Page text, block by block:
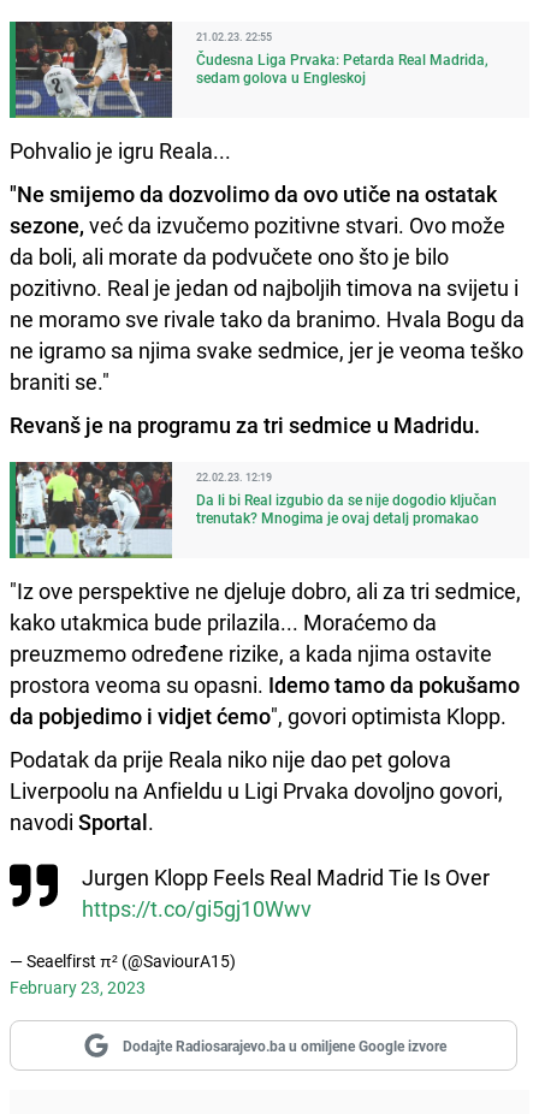
21.02.23. 22:55
Čudesna Liga Prvaka: Petarda Real Madrida,
sedam golova u Engleskoj
Pohvalio je igru Reala...
"Ne smijemo da dozvolimo da ovo utiče na ostatak
sezone, već da izvučemo pozitivne stvari. Ovo može
da boli, ali morate da podvučete ono što je bilo
pozitivno. Real je jedan od najboljih timova na svijetu i
ne moramo sve rivale tako da branimo. Hvala Bogu da
ne igramo sa njima svake sedmice, jer je veoma teško
braniti se."
Revanš je na programu za tri sedmice u Madridu.
22.02.23. 12:19
Da li bi Real izgubio da se nije dogodio ključan
trenutak? Mnogima je ovaj detalj promakao
"Iz ove perspektive ne djeluje dobro, ali za tri sedmice,
kako utakmica bude prilazila... Moraćemo da
preuzmemo određene rizike, a kada njima ostavite
prostora veoma su opasni. Idemo tamo da pokušamo
da pobjedimo i vidjet ćemo", govori optimista Klopp.
Podatak da prije Reala niko nije dao pet golova
Liverpoolu na Anfieldu u Ligi Prvaka dovoljno govori,
navodi Sportal.
Jurgen Klopp Feels Real Madrid Tie Is Over
https://t.co/gi5gj10Wwv
— Seaelfirst π² (@SaviourA15)
February 23, 2023
Dodajte Radiosarajevo.ba u omiljene Google izvore